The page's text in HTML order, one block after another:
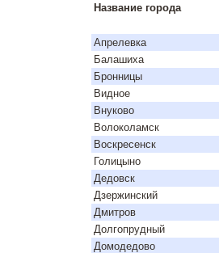
Название города
Апрелевка
Балашиха
Бронницы
Видное
Внуково
Волоколамск
Воскресенск
Голицыно
Дедовск
Дзержинский
Дмитров
Долгопрудный
Домодедово